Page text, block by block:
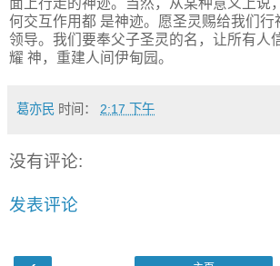
何交互作用都 是神迹。愿圣灵赐给我们行
领导。我们要奉父子圣灵的名，让所有人
耀 神，重建人间伊甸园。
葛亦民 时间： 2:17 下午
没有评论:
发表评论